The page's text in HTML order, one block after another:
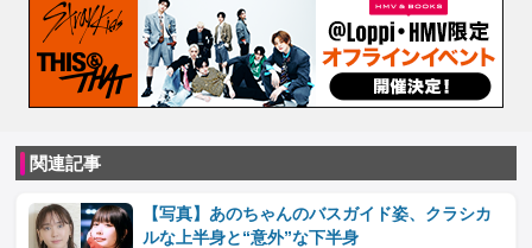
関連記事
【写真】あのちゃんのバスガイド姿、クラシカ
ルな上半身と“意外”な下半身